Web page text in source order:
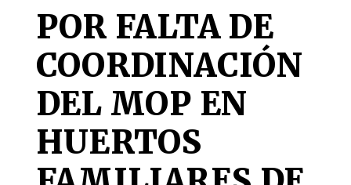
POR FALTA DE
COORDINACIÓN
DEL MOP EN
HUERTOS